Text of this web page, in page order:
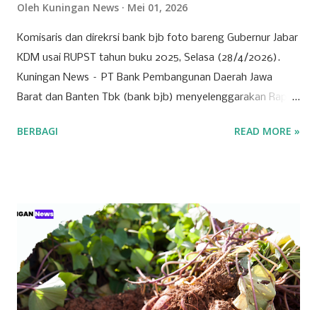
Oleh Kuningan News Mei 01, 2026
Komisaris dan direkrsi bank bjb foto bareng Gubernur Jabar
KDM usai RUPST tahun buku 2025, Selasa (28/4/2026).
Kuningan News – PT Bank Pembangunan Daerah Jawa
Barat dan Banten Tbk (bank bjb) menyelenggarakan Rapat
2025 pada Selasa (28/4/2026). Rapat berlangsung secara
yang mengedepankan prinsip tata kelola perusahaan yang
baik, bank bjb mengundang seluruh pemegang saham
untuk turut serta dalam forum strategis ini. RUPST menjadi
wadah penting dalam proses pengambilan keputusan yang
berdampak langsung pada arah dan pertumbuhan
BERBAGI READ MORE »